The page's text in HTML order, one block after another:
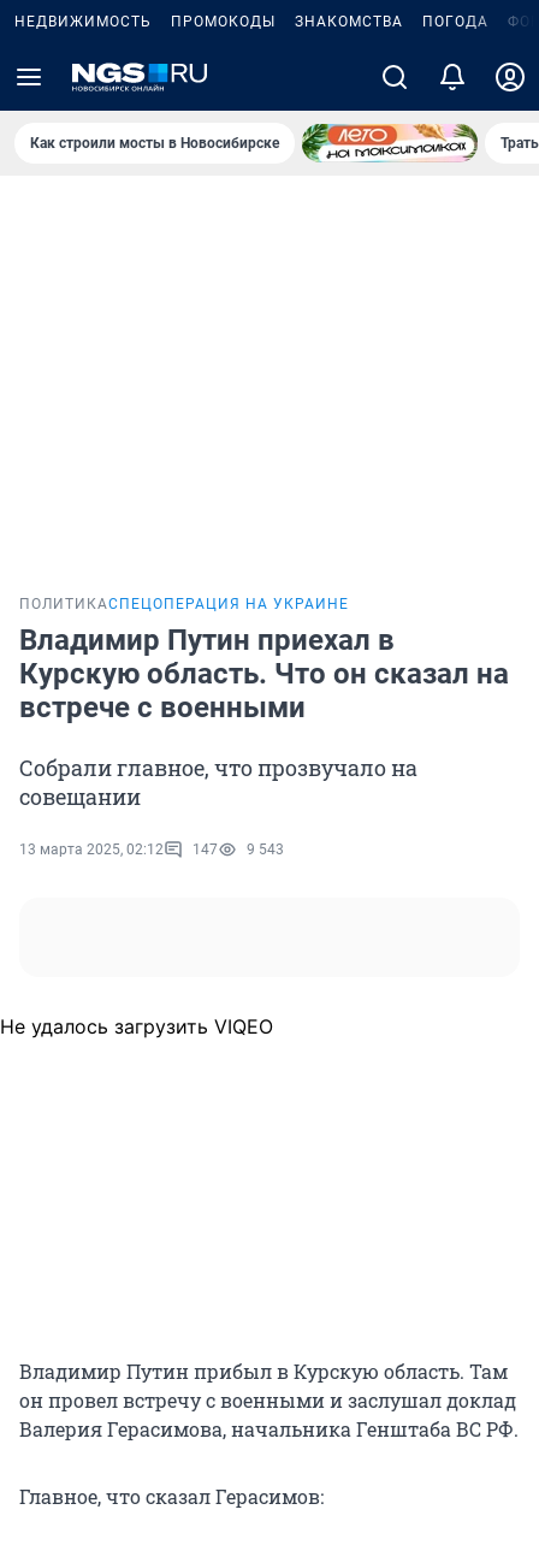
НЕДВИЖИМОСТЬ ПРОМОКОДЫ ЗНАКОМСТВА ПОГОДА
Как строили мосты в Новосибирске
ПОЛИТИКАСПЕЦОПЕРАЦИЯ НА УКРАИНЕ
Владимир Путин приехал в
Курскую область. Что он сказал на
встрече с военными
Собрали главное, что прозвучало на
совещании
13 марта 2025, 02:12 147 9 543
Не удалось загрузить VIQEO
Владимир Путин прибыл в Курскую область. Там
он провел встречу с военными и заслушал доклад
Валерия Герасимова, начальника Генштаба ВС РФ.
Главное, что сказал Герасимов: